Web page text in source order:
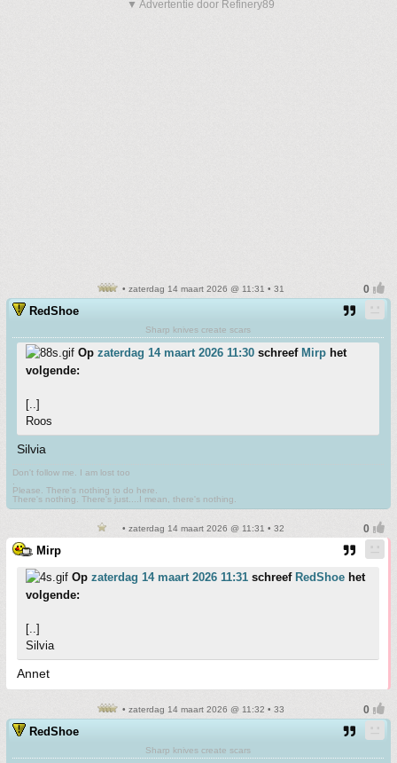
▼ Advertentie door Refinery89
• zaterdag 14 maart 2026 @ 11:31 • 31
RedShoe
Sharp knives create scars
Op zaterdag 14 maart 2026 11:30 schreef Mirp het
volgende:
[..]
Roos
Silvia
Don't follow me. I am lost too
Please. There's nothing to do here.
There's nothing. There's just....I mean, there's nothing.
• zaterdag 14 maart 2026 @ 11:31 • 32
Mirp
Op zaterdag 14 maart 2026 11:31 schreef RedShoe het
volgende:
[..]
Silvia
Annet
• zaterdag 14 maart 2026 @ 11:32 • 33
RedShoe
Sharp knives create scars